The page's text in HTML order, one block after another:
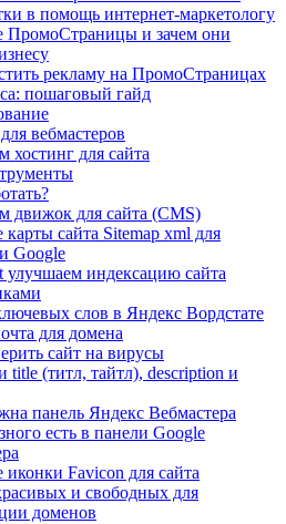
в помощь интернет-маркетологу
ПромоСтраницы и зачем они
рекламу на ПромоСтраницах
пошаговый гайд
вебмастеров
хостинг для сайта
движок для сайта (CMS)
карты сайта Sitemap xml для
Google
улучшаем индексацию сайта
слов в Яндекс Вордстате
для домена
сайт на вирусы
title (титл, тайтл), description и
панель Яндекс Вебмастера
есть в панели Google
иконки Favicon для сайта
и свободных для
доменов